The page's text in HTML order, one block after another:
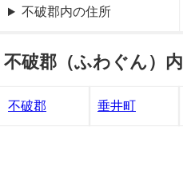
不破郡内の住所
不破郡（ふわぐん）内
不破郡 垂井町